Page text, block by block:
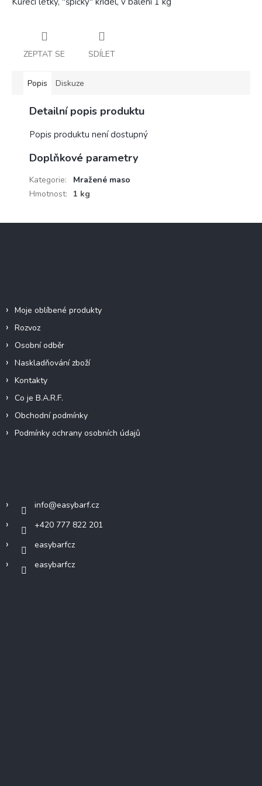
ZEPTAT SE SDÍLET
Popis Diskuze
Detailní popis produktu
Popis produktu není dostupný
Doplňkové parametry
Kategorie:
Mražené maso
Hmotnost: 1 kg
Moje oblíbené produkty
Rozvoz
Osobní odběr
Naskladňování zboží
Kontakty
Co je B.A.R.F.
Obchodní podmínky
Podmínky ochrany osobních údajů
info@easybarf.cz
+420 777 822 201
easybarfcz
easybarfcz